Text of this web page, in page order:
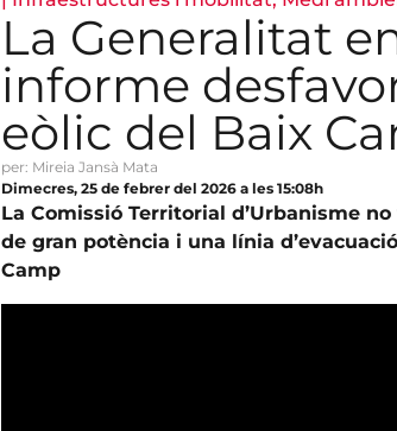
La Generalitat
informe
eòlic del Baix
per: Mireia Jansà Mata
Dimecres, 25 de febrer del 2026 a les 15:08h
La Comissió Territorial d’Urbanisme
de gran potència i una línia
Camp